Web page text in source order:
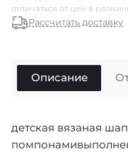
отличаться от цен в
Рассчитать доставку
Описание
детская вязаная